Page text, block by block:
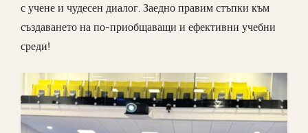
с учене и чудесен диалог. Заедно правим стъпки към
създаването на по-приобщаващи и ефективни учебни
среди!